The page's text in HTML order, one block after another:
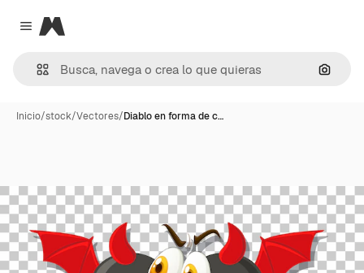
Close menu
Magnific
Inicio/stock/Vectores/Diablo en forma de c…